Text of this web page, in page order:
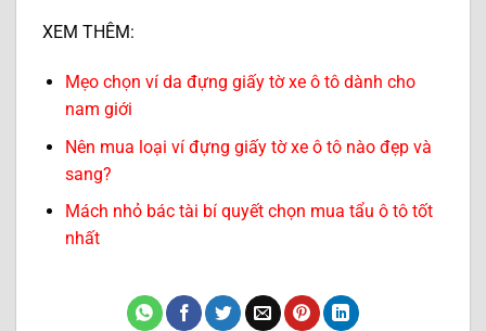
XEM THÊM:
Mẹo chọn ví da đựng giấy tờ xe ô tô dành cho
nam giới
Nên mua loại ví đựng giấy tờ xe ô tô nào đẹp và
sang?
Mách nhỏ bác tài bí quyết chọn mua tẩu ô tô tốt
nhất